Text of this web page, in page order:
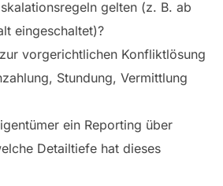
gelten (z. B. ab
eingeschaltet)?
vorgerichtlichen Konfliktlösung
Stundung, Vermittlung
ein Reporting über
Detailtiefe hat dieses